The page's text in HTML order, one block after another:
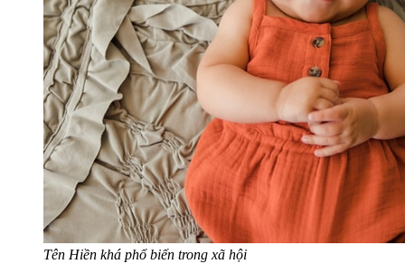
Tên Hiền khá phổ biến trong xã hội